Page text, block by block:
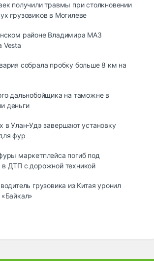
получили травмы при столкновении
грузовиков в Могилеве
районе Владимира МАЗ
Vesta
собрала пробку больше 8 км на
дальнобойщика на таможне в
деньги
в Улaн-Удэ зaвepшaют ycтaнoвкy
фyp
маркетплейса погиб под
в ДТП с дорожной техникой
грузовика из Китая уронил